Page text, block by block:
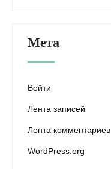
Мета
Войти
Лента записей
Лента комментариев
WordPress.org